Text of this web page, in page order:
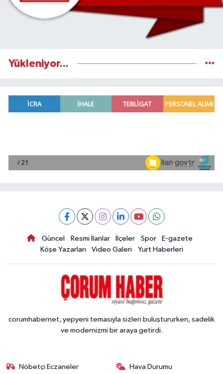
Yükleniyor...
Güncel Resmi İlanlar İlçeler Spor
E-gazete
Köşe Yazarları
Video Galeri Yurt Haberleri
corumhabernet, yepyeni temasıyla sizleri buluştururken, sadelik
ve modernizmi bir araya getirdi.
Nöbetçi Eczaneler Hava Durumu